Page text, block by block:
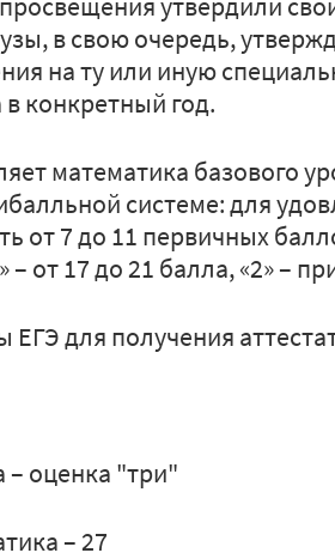
в свою очередь,
на ту или иную
конкретный год.
математика базового
системе: для
от 7 до 11 первичных
– от 17 до 21 балла, «2» –
для получения
– оценка "три"
– 27